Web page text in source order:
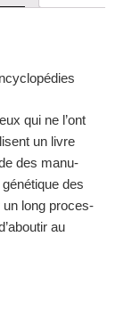
qui ne l’ont
un livre
des man­u­
des
un long proces­
au